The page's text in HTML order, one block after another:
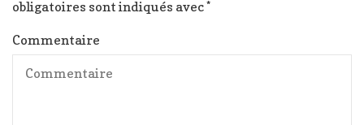
obligatoires sont indiqués avec*
Commentaire